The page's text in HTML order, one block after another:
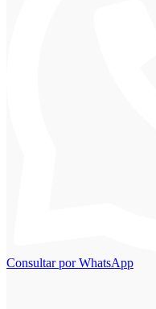
Consultar por WhatsApp